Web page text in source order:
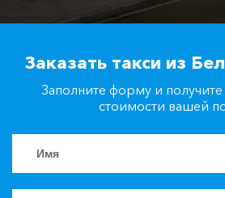
Заказать такси
Заказать такси из
Заполните форму и получите
стоимости вашей